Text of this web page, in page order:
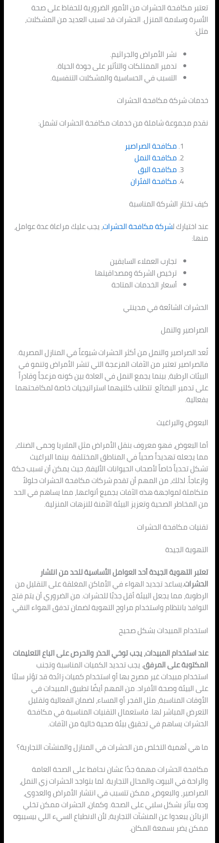
تعتبر مكافحة الحشرات من الأمور الضرورية للحفاظ على صحة
الأسرة وسلامة المنزل. الحشرات قد تسبب العديد من المشكلات،
مثل:
نشر الأمراض والجراثيم.
تدمير الممتلكات والتأثير على جودة الحياة.
التسبب في الحساسية والمشكلات التنفسية.
خدمات شركة مكافحة الحشرات
نقدم مجموعة شاملة من خدمات مكافحة الحشرات تشمل:
مكافحة الصراصير
مكافحة النمل
مكافحة البق
مكافحة الفئران
كيف تختار الشركة المناسبة
عند اختيارك لشركة مكافحة الحشرات، يجب عليك مراعاة عدة عوامل،
منها:
تجارب العملاء السابقين
ترخيص الشركة ومصداقيتها
أسعار الخدمات المتاحة
الحشرات الشائعة في مدينتي
الصراصير والنمل
تُعد الصراصير والنمل من أكثر الحشرات شيوعاً في المنازل المصرية.
فالصراصير تعتبر من الآفات المزعجة التي تنشر الأمراض وتنمو في
البيئات الرطبة، بينما يجمع النمل في العادة بين كونه مزعجاً وقادراً
على تدمير البضائع. تتطلب كلتيهما استراتيجيات خاصة لمكافحتهما
بفعالية.
البعوض والبراغيث
أما البعوض، فهو معروف بنقل الأمراض مثل الملاريا وحمى الضنك،
مما يجعله تهديداً صحياً في المناطق المختلفة. بينما البراغيث
تشكل تحدياً خاصاً لأصحاب الحيوانات الأليفة، حيث يمكن أن تسبب حكة
وازعاجاً. لذلك، من المهم أن تقدم شركات مكافحة الحشرات حلولاً
متكاملة لمواجهة هذه الآفات بجميع أنواعها، مما يساهم في الحد
من المخاطر الصحية وتعزيز البيئة الآمنة للنزهات المنزلية.
تقنيات مكافحة الحشرات
التهوية الجيدة
تعتبر التهوية الجيدة أحد العوامل الأساسية للحد من انتشار
الحشرات.يساعد تجديد الهواء في الأماكن المغلقة على التقليل من
الرطوبة، مما يجعل البيئة أقل جذبًا للحشرات. من الضروري أن يتم فتح
النوافذ بانتظام واستخدام مراوح التهوية لضمان تدفق الهواء النقي.
استخدام المبيدات بشكل صحيح
عند استخدام المبيدات، يجب توخي الحذر والحرص على اتباع التعليمات
المكتوبة على المرفق.يجب تحديد الكميات المناسبة وتجنب
استخدام مبيدات غير مصرح بها أو استخدام كميات زائدة قد تؤثر سلبًا
على البيئة وصحة الأفراد. من المهم أيضًا تطبيق المبيدات في
الأوقات المناسبة، مثل الفجر أو المساء، لضمان الفعالية وتقليل
التعرض المباشر لها. فاستعمال التقنيات المناسبة في مكافحة
الحشرات يساهم في تحقيق بيئة صحية خالية من الآفات.
ما هي أهمية التخلص من الحشرات في المنازل والمنشآت التجارية؟
مكافحة الحشرات مهمة جدًا عشان نحافظ على الصحة العامة
والراحة في البيوت والمحال التجارية. لما بتواجد الحشرات زي النمل،
الصراصير، والبعوض، ممكن تتسبب في انتشار الأمراض والعدوى،
وده بيأثر بشكل سلبي على الصحة. وكمان، الحشرات ممكن تخلي
الزبائن يبعدوا عن المنشآت التجارية، لأن الانطباع السيء اللي بيسيبوه
ممكن يضر بسمعة المكان.